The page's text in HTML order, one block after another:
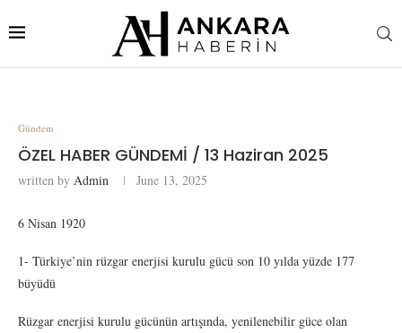
Gündem
ÖZEL HABER GÜNDEMİ / 13 Haziran 2025
written by Admin June 13, 2025
6 Nisan 1920
1- Türkiye’nin rüzgar enerjisi kurulu gücü son 10 yılda yüzde 177
büyüdü
Rüzgar enerjisi kurulu gücünün artışında, yenilenebilir güce olan